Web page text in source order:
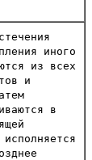
иного
из всех
и
в